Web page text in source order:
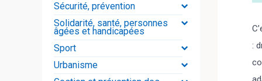
:
Sécurité, prévention
Solidarité, santé, personnes
âgées et handicapées
Sport
Urbanisme